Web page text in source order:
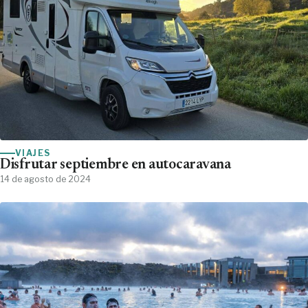
VIAJES
Disfrutar septiembre en autocaravana
14 de agosto de 2024